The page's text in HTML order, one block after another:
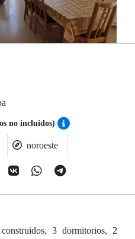
no incluídos)
noroeste
3 dormitorios, 2